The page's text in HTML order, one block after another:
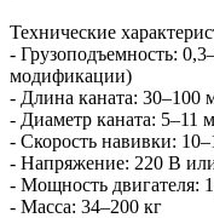
Технические
- Грузоподъемность:
модификации)
- Длина каната: 30–100
- Диаметр каната: 5–11
- Скорость навивки:
- Напряжение: 220 В
- Мощность двигателя:
- Масса: 34–200 кг